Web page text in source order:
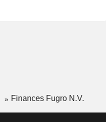
Finances Fugro N.V.